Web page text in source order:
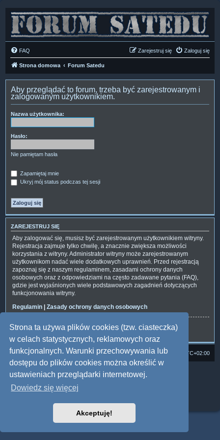
Strona ta używa plików cookies (tzw. ciasteczka)
w celach statystycznych, reklamowych oraz
funkcjonalnych. Warunki przechowywania lub
dostępu do plików cookies można określić w
ustawieniach przeglądarki internetowej.
Dowiedz się więcej
Akceptuję!
FAQ Zaloguj się
Zarejestruj się
Strona domowa Forum Satedu
Aby przeglądać to forum, trzeba być zarejestrowanym i
zalogowanym użytkownikiem.
Nazwa użytkownika:
Hasło:
Nie pamiętam hasła
Zapamiętaj mnie
Ukryj mój status podczas tej sesji
ZAREJESTRUJ SIĘ
Aby zalogować się, musisz być zarejestrowanym użytkownikiem witryny.
Rejestracja zajmuje tylko chwilę, a znacznie zwiększa możliwości
korzystania z witryny. Administrator witryny może zarejestrowanym
użytkownikom nadać wiele dodatkowych uprawnień. Przed rejestracją
zapoznaj się z naszym regulaminem, zasadami ochrony danych
osobowych oraz z odpowiedziami na często zadawane pytania (FAQ),
gdzie jest wyjaśnionych wiele podstawowych zagadnień dotyczących
funkcjonowania witryny.
Regulamin | Zasady ochrony danych osobowych
Zarejestruj się
Strona domowa Forum Satedu Strefa czasowa UTC+02:00
Technologię dostarcza phpBB® Forum Software © phpBB Limited
Polski pakiet językowy dostarcza
phpBB.pl
Style: Multi Design by Joyce&Luna
Zasady ochrony danych osobowych